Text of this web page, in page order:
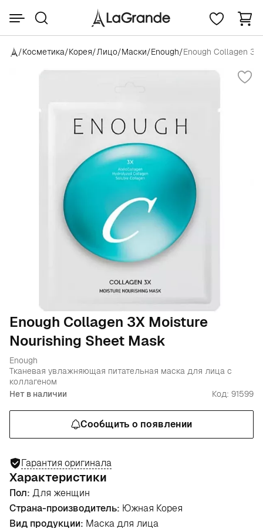
/Косметика/Корея/Лицо/Маски/Enough/Enough Collagen
Enough Collagen 3X Moisture
Nourishing Sheet Mask
Enough
Тканевая увлажняющая питательная маска для лица с
коллагеном
Нет в наличии
Код: 91599
Сообщить о появлении
Гарантия оригинала
Характеристики
Пол: Для женщин
Страна-производитель: Южная Корея
Вид продукции: Маска для лица